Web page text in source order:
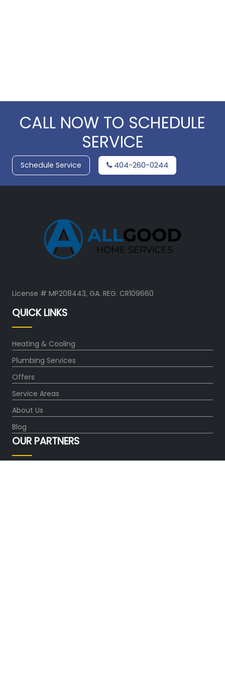
CALL NOW TO SCHEDULE
SERVICE
Schedule Service 404-260-0244
License # MP208443, GA. REG. CR109660
QUICK LINKS
Heating & Cooling
Plumbing Services
Offers
Service Areas
About Us
Blog
OUR PARTNERS